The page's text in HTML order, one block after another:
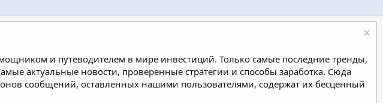
и путеводителем в мире инвестиций. Только самые последние тренды,
актуальные новости, проверенные стратегии и способы заработка. Сюда
сообщений, оставленных нашими пользователями, содержат их бесценный